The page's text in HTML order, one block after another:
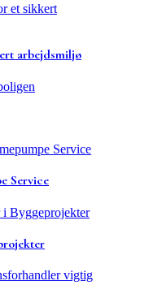
arbejdsmiljø
Service